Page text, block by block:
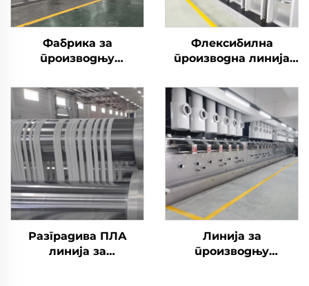
Фабрика за
производњу
резаних влакана
високе
издржљивости
(ПСФ)
Флексибилна
производна линија
производњу резаних
влакана производи и
шупља и чврста
влакна
Разградива ПЛА
линија за
Линија за
производњу